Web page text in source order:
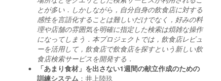
とが多い．しかしながら，自分自身の飲食店に対する
感性を言語化することは難しいだけでなく，好みの料
理や店舗の雰囲気を明確に指定した検索は煩雑な操作
になってしまう．本プロジェクトでは，飲食店レビュ
ーを活用して，飲食店で飲食店を探すという新しい飲
食店検索サービスを開発する．
「あまり食材」を出さない1週間の献立作成のための
訓練システム ： 井上陸玖